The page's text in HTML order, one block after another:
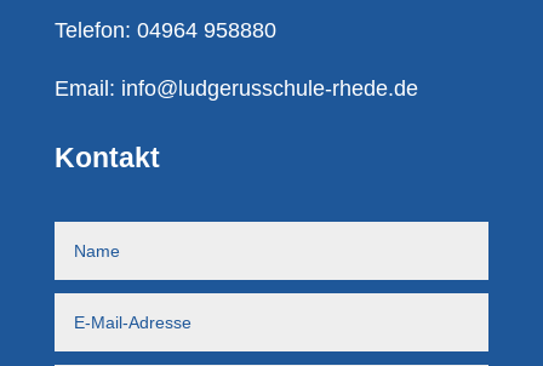
Telefon: 04964 958880
Email: info@ludgerusschule-rhede.de
Kontakt